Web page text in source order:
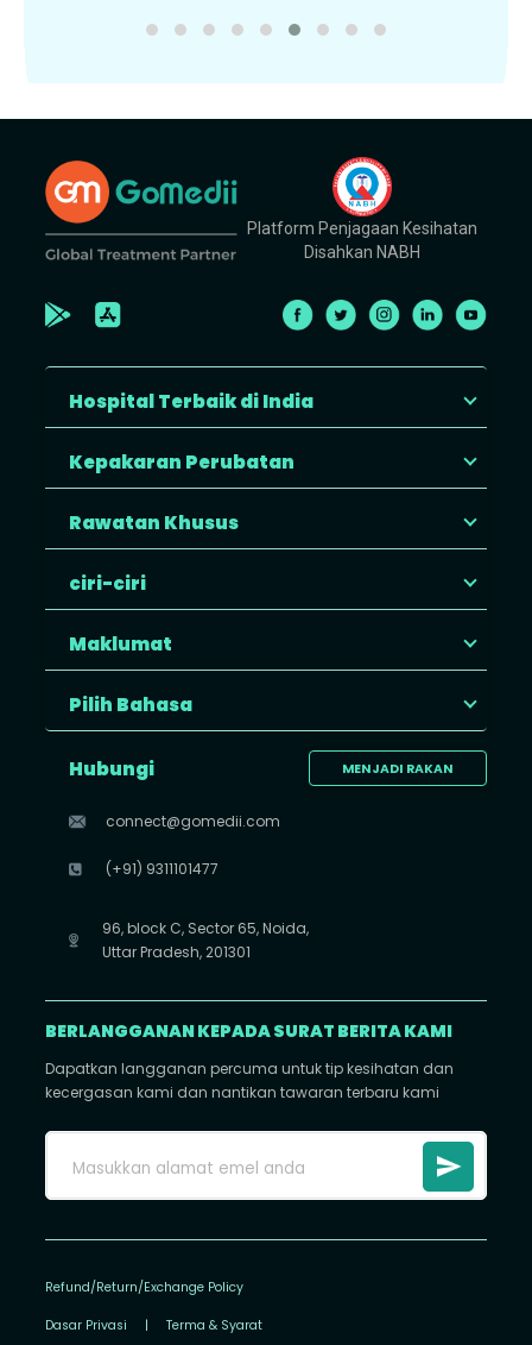
Platform Penjagaan Kesihatan
Disahkan NABH
Hospital Terbaik di India
Kepakaran Perubatan
Rawatan Khusus
ciri-ciri
Maklumat
Pilih Bahasa
MENJADI RAKAN
Hubungi
connect@gomedii.com
(+91) 9311101477
96, block C, Sector 65, Noida,
Uttar Pradesh, 201301
BERLANGGANAN KEPADA SURAT BERITA KAMI
Dapatkan langganan percuma untuk tip kesihatan dan
kecergasan kami dan nantikan tawaran terbaru kami
Refund/Return/Exchange Policy
Dasar Privasi | Terma & Syarat